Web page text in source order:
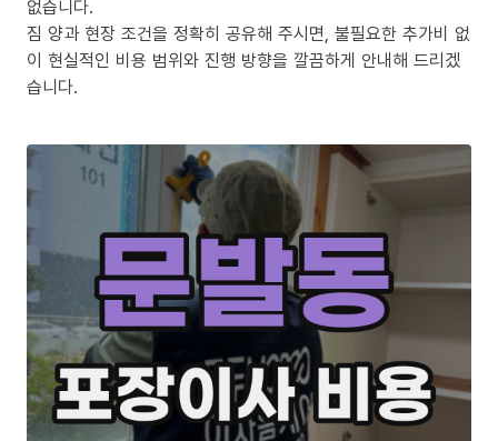
없습니다.
짐 양과 현장 조건을 정확히 공유해 주시면, 불필요한 추가비 없
이 현실적인 비용 범위와 진행 방향을 깔끔하게 안내해 드리겠
습니다.